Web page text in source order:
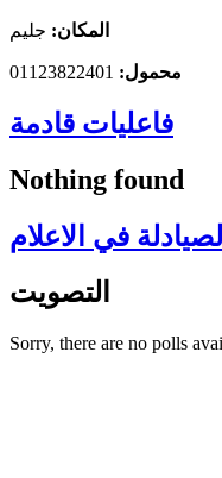
المكان: جليم
محمول:
فاعليات قادمة
Nothing found
الصيادلة في الاعلام
التصويت
Sorry, there are no polls